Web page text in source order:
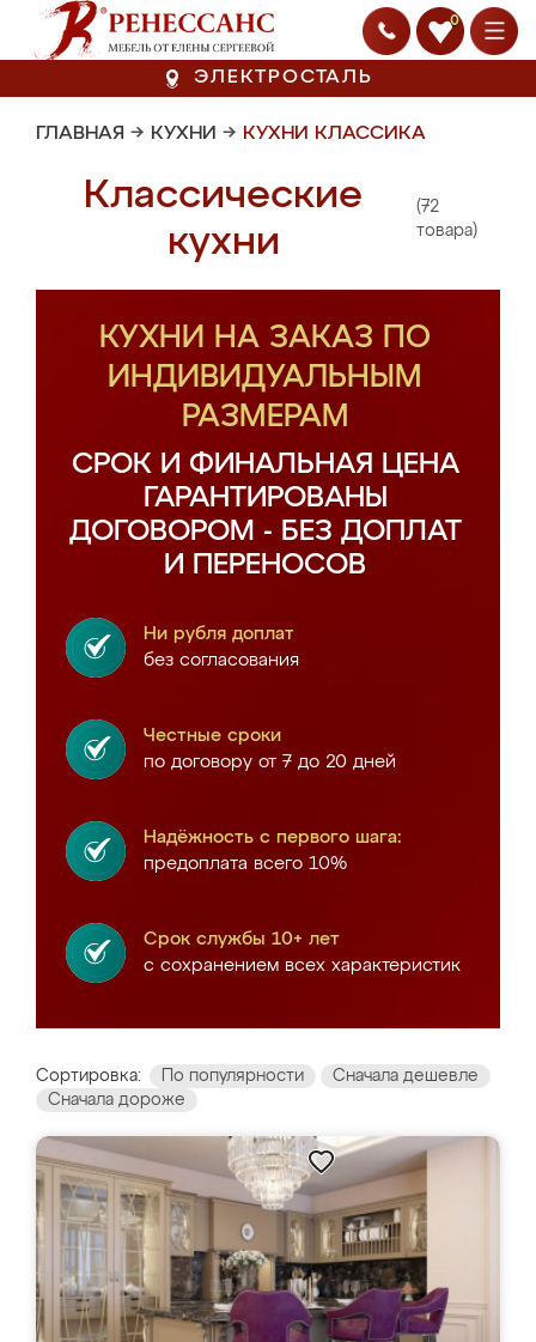
0
ЭЛЕКТРОСТАЛЬ
ГЛАВНАЯ → КУХНИ → КУХНИ КЛАССИКА
Классические
кухни
(72
товара)
КУХНИ НА ЗАКАЗ ПО
ИНДИВИДУАЛЬНЫМ
РАЗМЕРАМ
СРОК И ФИНАЛЬНАЯ ЦЕНА
ГАРАНТИРОВАНЫ
ДОГОВОРОМ - БЕЗ ДОПЛАТ
И ПЕРЕНОСОВ
Ни рубля доплат
без согласования
Честные сроки
по договору от 7 до 20 дней
Надёжность с первого шага:
предоплата всего 10%
Срок службы 10+ лет
с сохранением всех характеристик
Сортировка: По популярности
Сначала дешевле
Сначала дороже